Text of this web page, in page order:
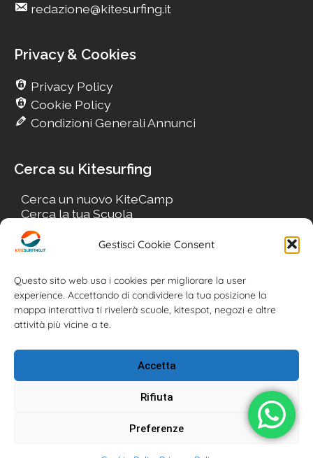
Gestisci Cookie Consent
Questo sito web usa i cookies per migliorare la user
experience. Accettando di condividere la tua posizione la
mappa interattiva ti rivelerà scuole, kitespot, negozi e altre
attività più vicine a te.
Accetta
Rifiuta
Preferenze
redazione@kitesurfing.it
Privacy & Cookies
Privacy Policy
Cookie Policy
Condizioni Generali Annunci
Cerca su Kitesurfing
Cerca un nuovo KiteCamp
Cerca la tua Scuola
Cerca il tuo KiteSpot
Cerca Accommodation